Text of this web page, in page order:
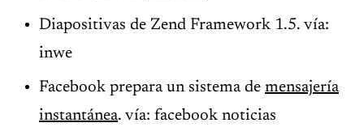
Diapositivas de Zend Framework 1.5. vía:
inwe
Facebook prepara un sistema de mensajería
instantánea. vía: facebook noticias